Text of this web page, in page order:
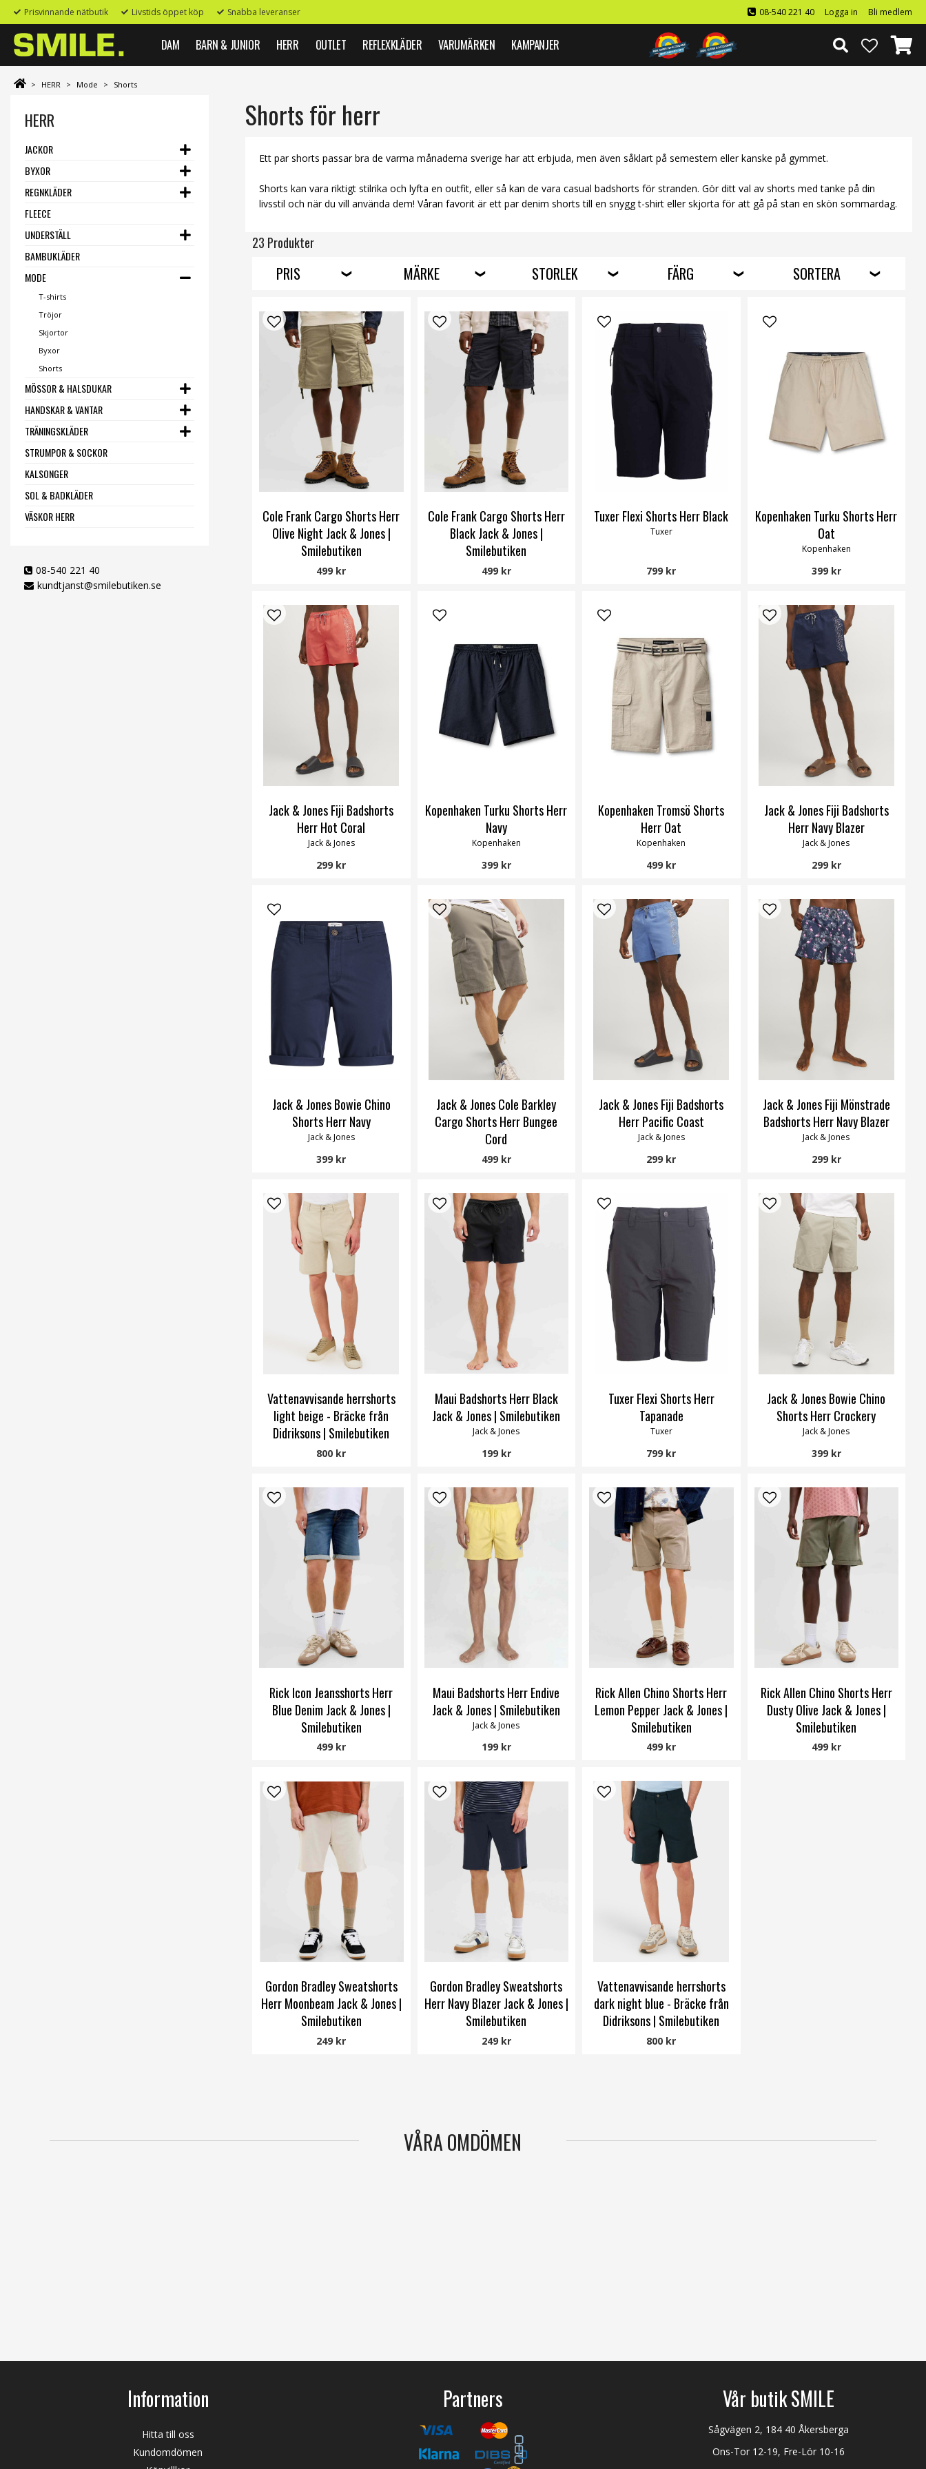
Prisvinnande nätbutik Livstids öppet köp Snabba leveranser 08-540 221 40 Logga in Bli medlem
DAM BARN & JUNIOR HERR OUTLET REFLEXKLÄDER VARUMÄRKEN KAMPANJER
> HERR > Mode > Shorts
HERR
JACKOR
BYXOR
REGNKLÄDER
FLEECE
UNDERSTÄLL
BAMBUKLÄDER
MODE
T-shirts
Tröjor
Skjortor
Byxor
Shorts
MÖSSOR & HALSDUKAR
HANDSKAR & VANTAR
TRÄNINGSKLÄDER
STRUMPOR & SOCKOR
KALSONGER
SOL & BADKLÄDER
VÄSKOR HERR
08-540 221 40
kundtjanst@smilebutiken.se
Shorts för herr
Ett par shorts passar bra de varma månaderna sverige har att erbjuda, men även såklart på semestern eller kanske på gymmet.
Shorts kan vara riktigt stilrika och lyfta en outfit, eller så kan de vara casual badshorts för stranden. Gör ditt val av shorts med tanke på din
livsstil och när du vill använda dem! Våran favorit är ett par denim shorts till en snygg t-shirt eller skjorta för att gå på stan en skön sommardag.
23 Produkter
PRIS MÄRKE STORLEK FÄRG SORTERA
Cole Frank Cargo Shorts Herr
Olive Night Jack & Jones |
Smilebutiken
Jack & Jones
499 kr
Cole Frank Cargo Shorts Herr
Black Jack & Jones |
Smilebutiken
Jack & Jones
499 kr
Tuxer Flexi Shorts Herr Black
Tuxer
799 kr
Kopenhaken Turku Shorts Herr
Oat
Kopenhaken
399 kr
Jack & Jones Fiji Badshorts
Herr Hot Coral
Jack & Jones
299 kr
Kopenhaken Turku Shorts Herr
Navy
Kopenhaken
399 kr
Kopenhaken Tromsö Shorts
Herr Oat
Kopenhaken
499 kr
Jack & Jones Fiji Badshorts
Herr Navy Blazer
Jack & Jones
299 kr
Jack & Jones Bowie Chino
Shorts Herr Navy
Jack & Jones
399 kr
Jack & Jones Cole Barkley
Cargo Shorts Herr Bungee
Cord
Jack & Jones
499 kr
Jack & Jones Fiji Badshorts
Herr Pacific Coast
Jack & Jones
299 kr
Jack & Jones Fiji Mönstrade
Badshorts Herr Navy Blazer
Jack & Jones
299 kr
Vattenavvisande herrshorts
light beige - Bräcke från
Didriksons | Smilebutiken
Didriksons
800 kr
Maui Badshorts Herr Black
Jack & Jones | Smilebutiken
Jack & Jones
199 kr
Tuxer Flexi Shorts Herr
Tapanade
Tuxer
799 kr
Jack & Jones Bowie Chino
Shorts Herr Crockery
Jack & Jones
399 kr
Rick Icon Jeansshorts Herr
Blue Denim Jack & Jones |
Smilebutiken
Jack & Jones
499 kr
Maui Badshorts Herr Endive
Jack & Jones | Smilebutiken
Jack & Jones
199 kr
Rick Allen Chino Shorts Herr
Lemon Pepper Jack & Jones |
Smilebutiken
Jack & Jones
499 kr
Rick Allen Chino Shorts Herr
Dusty Olive Jack & Jones |
Smilebutiken
Jack & Jones
499 kr
Gordon Bradley Sweatshorts
Herr Moonbeam Jack & Jones |
Smilebutiken
Jack & Jones
249 kr
Gordon Bradley Sweatshorts
Herr Navy Blazer Jack & Jones |
Smilebutiken
Jack & Jones
249 kr
Vattenavvisande herrshorts
dark night blue - Bräcke från
Didriksons | Smilebutiken
Didriksons
800 kr
VÅRA OMDÖMEN
Information
Hitta till oss
Kundomdömen
Partners Vår butik SMILE
Sågvägen 2, 184 40 Åkersberga
Ons-Tor 12-19, Fre-Lör 10-16